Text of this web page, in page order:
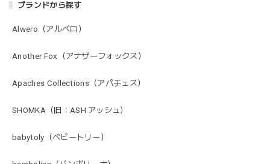
ブランドから探す
Alwero（アルベロ）
Another Fox（アナザーフォックス）
Apaches Collections（アパチェス）
SHOMKA（旧：ASH アッシュ）
babytoly（ベビートリー）